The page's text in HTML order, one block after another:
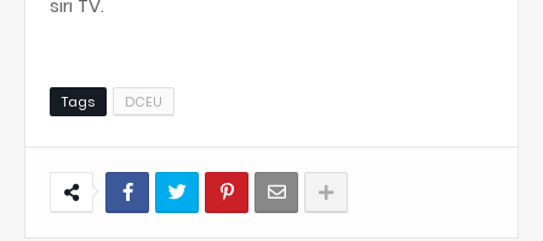
siri TV.
Tags DCEU